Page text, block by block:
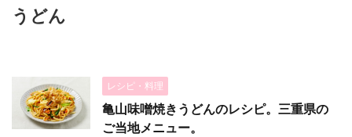
うどん
レシピ・料理
亀山味噌焼きうどんのレシピ。三重県の
ご当地メニュー。